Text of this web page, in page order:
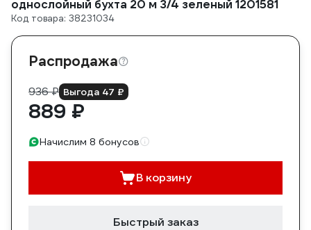
однослойный бухта 20 м 3/4 зеленый 1201581
Код товара: 38231034
Распродажа
936 ₽ Выгода 47 ₽
889 ₽
Начислим 8 бонусов
В корзину
Быстрый заказ